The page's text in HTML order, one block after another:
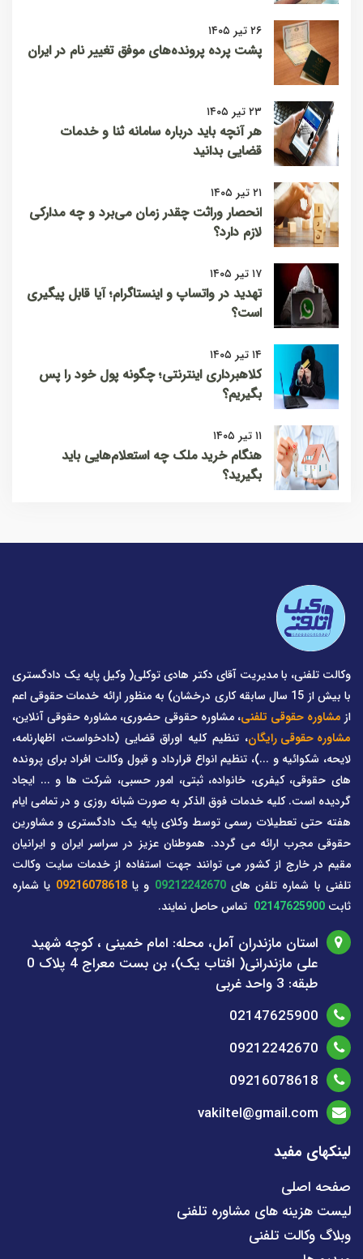
۲۶ تیر ۱۴۰۵
پشت پرده پرونده‌های موفق تغییر نام در ایران
۲۳ تیر ۱۴۰۵
هر آنچه باید درباره سامانه ثنا و خدمات
قضایی بدانید
۲۱ تیر ۱۴۰۵
انحصار وراثت چقدر زمان می‌برد و چه مدارکی
لازم دارد؟
۱۷ تیر ۱۴۰۵
تهدید در واتساپ و اینستاگرام؛ آیا قابل پیگیری
است؟
۱۴ تیر ۱۴۰۵
کلاهبرداری اینترنتی؛ چگونه پول خود را پس
بگیریم؟
۱۱ تیر ۱۴۰۵
هنگام خرید ملک چه استعلام‌هایی باید
بگیرید؟
وکالت تلفنی، با مدیریت آقای دکتر هادی توکلی( وکیل پایه یک دادگستری
با بیش از 15 سال سابقه کاری درخشان) به منظور ارائه خدمات حقوقی اعم
از مشاوره حقوقی تلفنی، مشاوره حقوقی حضوری، مشاوره حقوقی آنلاین،
مشاوره حقوقی رایگان، تنظیم کلیه اوراق قضایی (دادخواست، اظهارنامه،
لایحه، شکوائیه و ...)، تنظیم انواع قرارداد و قبول وکالت افراد برای پرونده
های حقوقی، کیفری، خانواده، ثبتی، امور حسبی، شرکت ها و ... ایجاد
گردیده است. کلیه خدمات فوق الذکر به صورت شبانه روزی و در تمامی ایام
هفته حتی تعطیلات رسمی توسط وکلای پایه یک دادگستری و مشاورین
حقوقی مجرب ارائه می گردد. هموطنان عزیز در سراسر ایران و ایرانیان
مقیم در خارج از کشور می توانند جهت استفاده از خدمات سایت وکالت
تلفنی با شماره تلفن های09212242670 و یا09216078618 یا شماره
ثابت 02147625900 تماس حاصل نمایند.
استان مازندران آمل، محله: امام خمینی ، کوچه شهید
علی مازندرانی( افتاب یک)، بن بست معراج 4 پلاک 0
طبقه: 3 واحد غربی
02147625900
09212242670
09216078618
vakiltel@gmail.com
لینکهای مفید
صفحه اصلی
لیست هزینه های مشاوره تلفنی
وبلاگ وکالت تلفنی